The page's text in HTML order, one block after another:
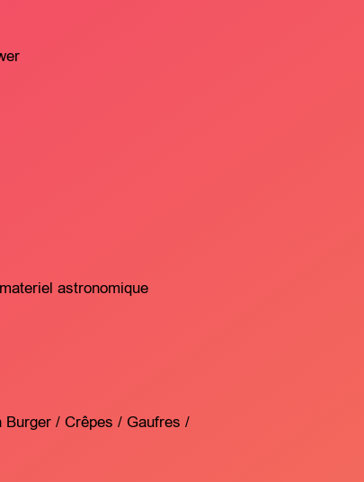
astronomique
/ Crêpes / Gaufres /